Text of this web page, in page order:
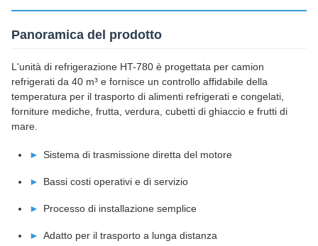
Panoramica del prodotto
L'unità di refrigerazione HT-780 è progettata per camion
refrigerati da 40 m³ e fornisce un controllo affidabile della
temperatura per il trasporto di alimenti refrigerati e congelati,
forniture mediche, frutta, verdura, cubetti di ghiaccio e frutti di
mare.
Sistema di trasmissione diretta del motore
Bassi costi operativi e di servizio
Processo di installazione semplice
Adatto per il trasporto a lunga distanza